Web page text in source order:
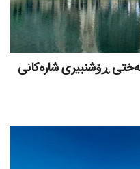
ڕۆشنبیری شارەکانی